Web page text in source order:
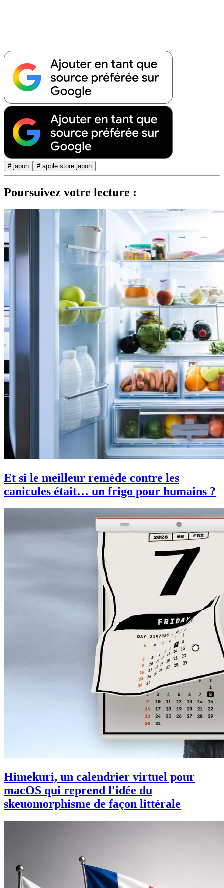
# japon # apple store japon
Poursuivez votre lecture :
Et si le meilleur remède contre les
canicules était… un frigo pour humains ?
Himekuri, un calendrier virtuel pour
macOS qui reprend l'idée du
skeuomorphisme de façon littérale